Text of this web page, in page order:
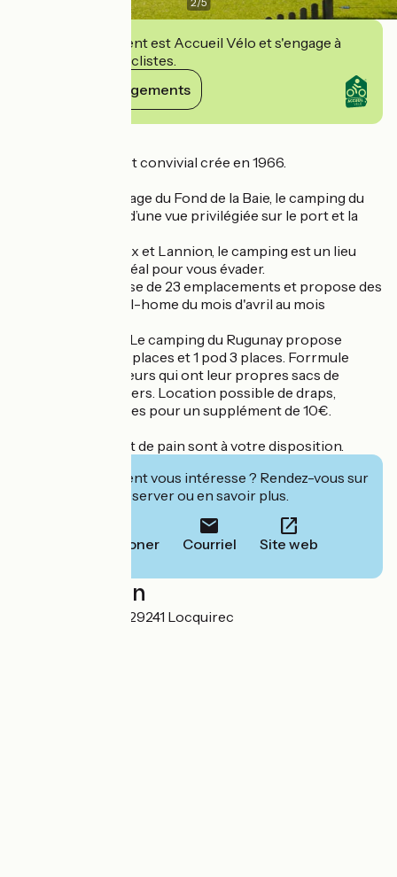
Cet établissement est Accueil Vélo et s'engage à
accueillir des cyclistes.
Voir ses engagements
Camping familial et convivial crée en 1966.
Surplombant la plage du Fond de la Baie, le camping du
Rugunay dispose d’une vue privilégiée sur le port et la
Situé entre Morlaix et Lannion, le camping est un lieu
agréable, calme, idéal pour vous évader.
Le camping dispose de 23 emplacements et propose des
locations de mobil-home du mois d'avril au mois
Nouveauté 2025 : Le camping du Rugunay propose
désormais 1 pod 2 places et 1 pod 3 places. Forrmule
pour les randonneurs qui ont leur propres sacs de
couchage et oreillers. Location possible de draps,
oreillers et couettes pour un supplément de 10€.
Un bar et un dépôt de pain sont à votre disposition.
Cet établissement vous intéresse ? Rendez-vous sur
leur site pour réserver ou en savoir plus.
Téléphoner Courriel Site web
Localisation
6 rue du Rugunay 29241 Locquirec